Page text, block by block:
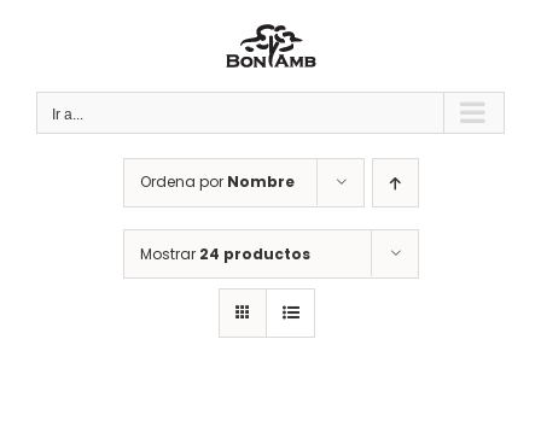
Ir a...
Ordena por Nombre
Mostrar 24 productos